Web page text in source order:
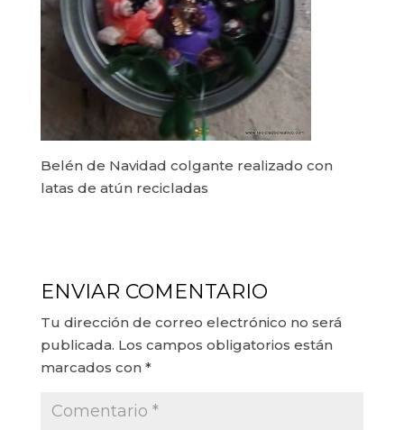
Belén de Navidad colgante realizado con
latas de atún recicladas
ENVIAR COMENTARIO
Tu dirección de correo electrónico no será
publicada. Los campos obligatorios están
marcados con *